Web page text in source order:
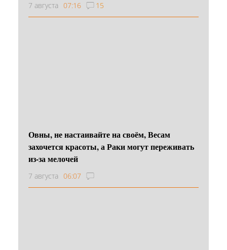
7 августа 07:16 15
Овны, не настаивайте на своём, Весам
захочется красоты, а Раки могут переживать
из-за мелочей
7 августа 06:07